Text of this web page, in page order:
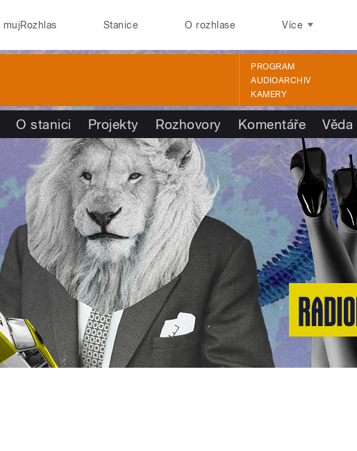
mujRozhlas Stanice O rozhlase Více
PROGRAM
AUDIOARCHIV
KAMERY
O stanici Projekty Rozhovory Komentáře Věda